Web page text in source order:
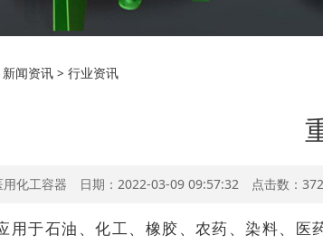
新闻资讯> 行业资讯
用化工容器 日期：2022-03-09 09:57:32 点击数： 372
用于石油、化工、橡胶、农药、染料、